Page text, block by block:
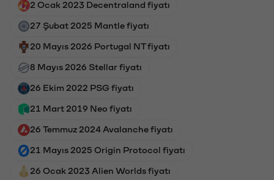
2 Ocak 2023 Decentraland fiyatı
27 Şubat 2025 Mantle fiyatı
20 Mayıs 2026 Portugal NT fiyatı
8 Mayıs 2026 Stellar fiyatı
26 Ekim 2022 PSG fiyatı
21 Mart 2019 Neo fiyatı
26 Temmuz 2024 Avalanche fiyatı
21 Mayıs 2025 Origin Protocol fiyatı
26 Ocak 2023 Alien Worlds fiyatı